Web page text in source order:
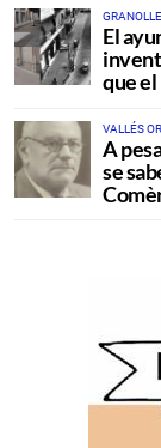
El
que
VALLÉS
A
se